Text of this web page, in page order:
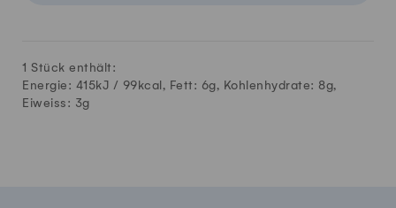
1 Stück enthält:
Energie: 415kJ / 99 kcal, Fett: 6g, Kohlenhydrate: 8g,
Eiweiss: 3g